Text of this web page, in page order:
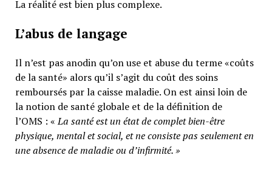
La réalité est bien plus complexe.
L’abus de langage
Il n’est pas anodin qu’on use et abuse du terme «coûts
de la santé» alors qu’il s’agit du coût des soins
remboursés par la caisse maladie. On est ainsi loin de
la notion de santé globale et de la définition de
l’OMS : «La santé est un état de complet bien-être
physique, mental et social, et ne consiste pas seulement en
une absence de maladie ou d’infirmité.»